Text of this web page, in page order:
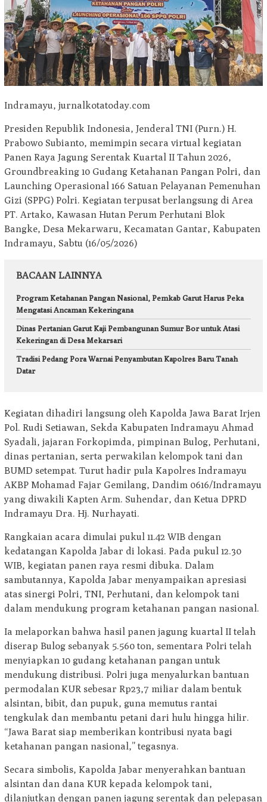
Indramayu, jurnalkotatoday.com
Presiden Republik Indonesia, Jenderal TNI (Purn.) H.
Prabowo Subianto, memimpin secara virtual kegiatan
Panen Raya Jagung Serentak Kuartal II Tahun 2026,
Groundbreaking 10 Gudang Ketahanan Pangan Polri, dan
Launching Operasional 166 Satuan Pelayanan Pemenuhan
Gizi (SPPG) Polri. Kegiatan terpusat berlangsung di Area
PT. Artako, Kawasan Hutan Perum Perhutani Blok
Bangke, Desa Mekarwaru, Kecamatan Gantar, Kabupaten
Indramayu, Sabtu (16/05/2026)
BACAAN LAINNYA
Program Ketahanan Pangan Nasional, Pemkab Garut Harus Peka
Mengatasi Ancaman Kekeringana
Dinas Pertanian Garut Kaji Pembangunan Sumur Bor untuk Atasi
Kekeringan di Desa Mekarsari
Tradisi Pedang Pora Warnai Penyambutan Kapolres Baru Tanah
Datar
Kegiatan dihadiri langsung oleh Kapolda Jawa Barat Irjen
Pol. Rudi Setiawan, Sekda Kabupaten Indramayu Ahmad
Syadali, jajaran Forkopimda, pimpinan Bulog, Perhutani,
dinas pertanian, serta perwakilan kelompok tani dan
BUMD setempat. Turut hadir pula Kapolres Indramayu
AKBP Mohamad Fajar Gemilang, Dandim 0616/Indramayu
yang diwakili Kapten Arm. Suhendar, dan Ketua DPRD
Indramayu Dra. Hj. Nurhayati.
Rangkaian acara dimulai pukul 11.42 WIB dengan
kedatangan Kapolda Jabar di lokasi. Pada pukul 12.30
WIB, kegiatan panen raya resmi dibuka. Dalam
sambutannya, Kapolda Jabar menyampaikan apresiasi
atas sinergi Polri, TNI, Perhutani, dan kelompok tani
dalam mendukung program ketahanan pangan nasional.
Ia melaporkan bahwa hasil panen jagung kuartal II telah
diserap Bulog sebanyak 5.560 ton, sementara Polri telah
menyiapkan 10 gudang ketahanan pangan untuk
mendukung distribusi. Polri juga menyalurkan bantuan
permodalan KUR sebesar Rp23,7 miliar dalam bentuk
alsintan, bibit, dan pupuk, guna memutus rantai
tengkulak dan membantu petani dari hulu hingga hilir.
“Jawa Barat siap memberikan kontribusi nyata bagi
ketahanan pangan nasional,” tegasnya.
Secara simbolis, Kapolda Jabar menyerahkan bantuan
alsintan dan dana KUR kepada kelompok tani,
dilanjutkan dengan panen jagung serentak dan pelepasan